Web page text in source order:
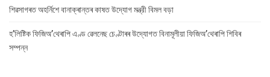
শিৱসাগৰত অহৰ্নিশে বানাক্ৰান্তৰ কাষত উদ্যোগ মন্ত্রী বিমল বড়া
হ’লিষ্টিক ফিজিঅ’থেৰাপি এণ্ড ৱেলনেছ চেণ্টাৰৰ উদ্যোগত বিনামূলীয়া ফিজিঅ’থেৰাপি শিবিৰ
সম্পন্ন